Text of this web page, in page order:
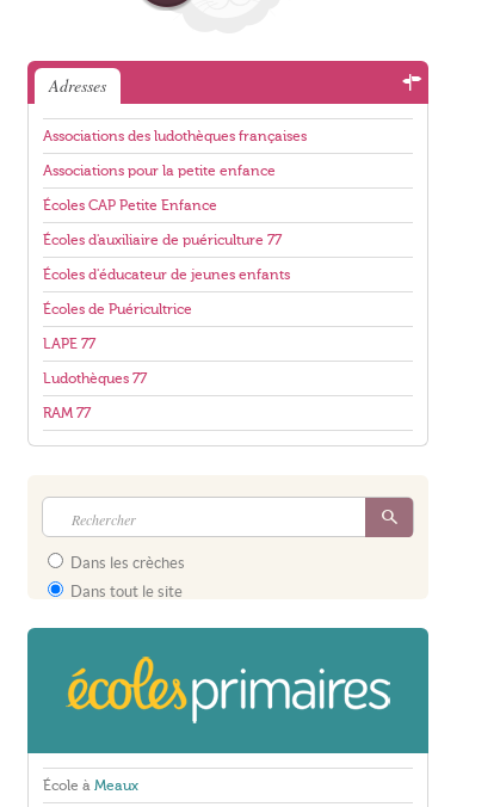
Adresses
Associations des ludothèques françaises
Associations pour la petite enfance
Écoles CAP Petite Enfance
Écoles d'auxiliaire de puériculture 77
Écoles d'éducateur de jeunes enfants
Écoles de Puéricultrice
LAPE 77
Ludothèques 77
RAM 77
Dans les crèches
Dans tout le site
École à Meaux